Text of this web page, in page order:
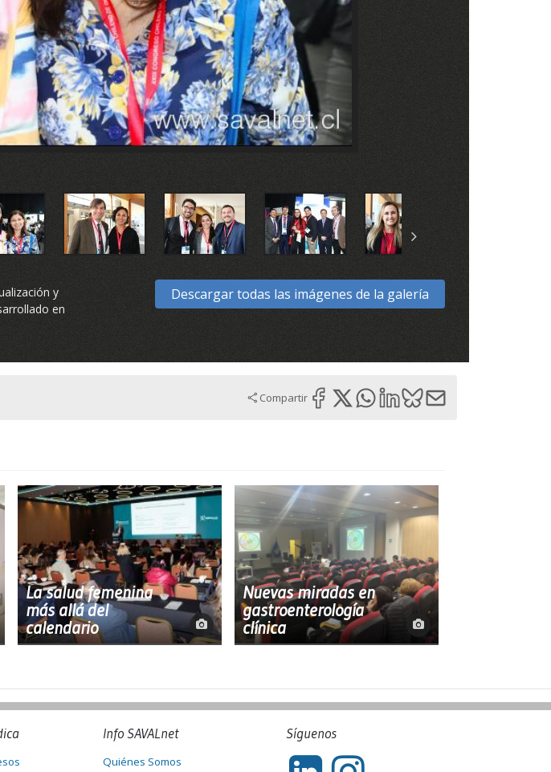
y
en
Descargar todas las imágenes de la galería
Compartir
La salud femenina
más allá del
calendario
Nuevas miradas en
gastroenterología
clínica
Info SAVALnet
Quiénes Somos
Síguenos